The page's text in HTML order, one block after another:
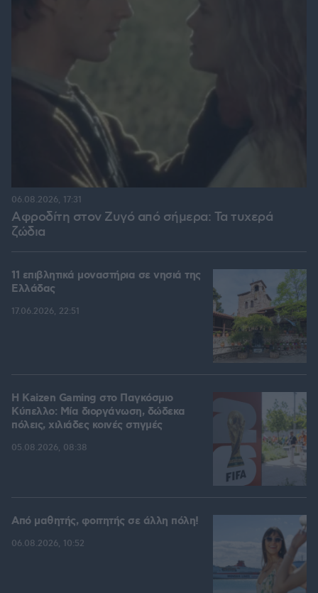
Αφροδίτη στον Ζυγό από σήμερα: Τα τυχερά
ζώδια
06.08.2026, 17:31
11 επιβλητικά μοναστήρια σε νησιά της
Ελλάδας
17.06.2026, 22:51
H Kaizen Gaming στο Παγκόσμιο
Kύπελλο: Μία διοργάνωση, δώδεκα
πόλεις, χιλιάδες κοινές στιγμές
05.08.2026, 08:38
Από μαθητής, φοιτητής σε άλλη πόλη!
06.08.2026, 10:52